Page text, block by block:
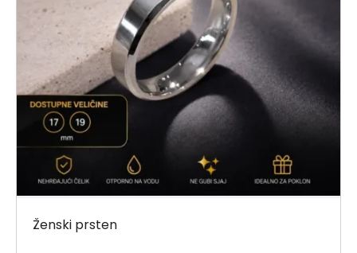
Ženski prsten